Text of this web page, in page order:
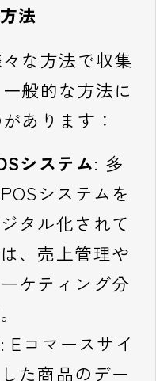
法
な方法で収集
般的な方法に
あります：
システム: 多
システムを
タル化されて
、売上管理や
ケティング分
: Eコマースサイ
た商品のデー